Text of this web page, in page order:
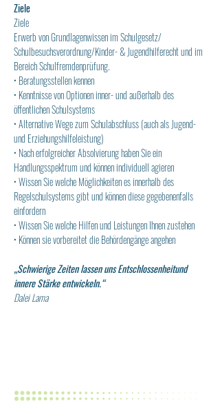
Ziele
Ziele
Erwerb von Grundlagenwissen im Schulgesetz/
Schulbesuchsverordnung/Kinder- & Jugendhilferecht und im
Bereich Schulfremdenprüfung.
• Beratungsstellen kennen
• Kenntnisse von Optionen inner- und außerhalb des
öffentlichen Schulsystems
• Alternative Wege zum Schulabschluss (auch als Jugend-
und Erziehungshilfeleistung)
• Nach erfolgreicher Absolvierung haben Sie ein
Handlungsspektrum und können individuell agieren
• Wissen Sie welche Möglichkeiten es innerhalb des
Regelschulsystems gibt und können diese gegebenenfalls
einfordern
• Wissen Sie welche Hilfen und Leistungen Ihnen zustehen
• Können sie vorbereitet die Behördengänge angehen
„Schwierige Zeiten lassen uns Entschlossenheitund
innere Stärke entwickeln.“
Dalei Lama